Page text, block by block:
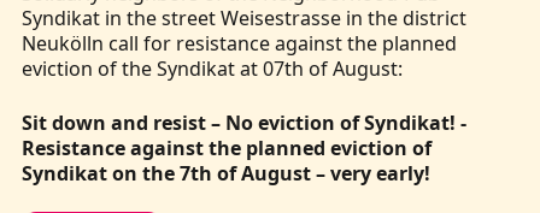
Syndikat in the street Weisestrasse in the district
Neukölln call for resistance against the planned
eviction of the Syndikat at 07th of August:
Sit down and resist – No eviction of Syndikat! -
Resistance against the planned eviction of
Syndikat on the 7th of August – very early!